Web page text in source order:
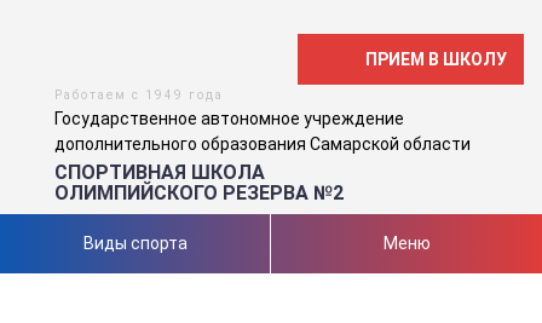
ПРИЕМ В ШКОЛУ
Работаем с 1949 года
Государственное автономное учреждение
дополнительного образования Самарской области
СПОРТИВНАЯ ШКОЛА
ОЛИМПИЙСКОГО РЕЗЕРВА №2
Виды спорта Меню